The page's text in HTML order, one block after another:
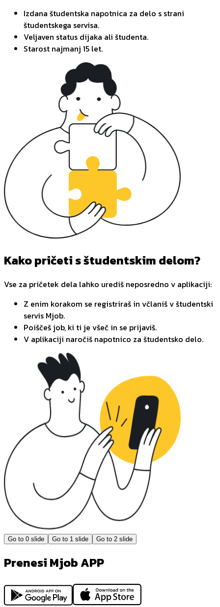
Izdana študentska napotnica za delo s strani
študentskega servisa.
Veljaven status dijaka ali študenta.
Starost najmanj 15 let.
Kako pričeti s študentskim delom?
Vse za pričetek dela lahko urediš neposredno v aplikaciji:
Z enim korakom se registriraš in včlaniš v študentski
servis Mjob.
Poiščeš job, ki ti je všeč in se prijaviš.
V aplikaciji naročiš napotnico za študentsko delo.
Go to 0 slide Go to 1 slide Go to 2 slide
Prenesi Mjob APP